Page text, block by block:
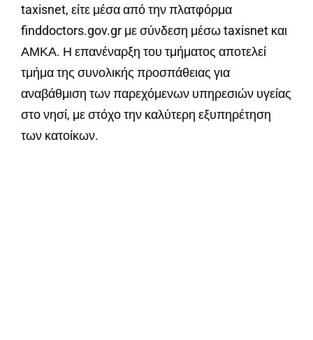
taxisnet, είτε μέσα από την πλατφόρμα
finddoctors.gov.gr με σύνδεση μέσω taxisnet και
ΑΜΚΑ. Η επανέναρξη του τμήματος αποτελεί
τμήμα της συνολικής προσπάθειας για
αναβάθμιση των παρεχόμενων υπηρεσιών υγείας
στο νησί, με στόχο την καλύτερη εξυπηρέτηση
των κατοίκων.